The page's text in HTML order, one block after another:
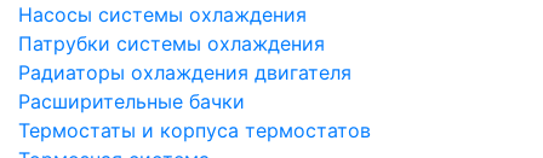
Насосы системы охлаждения
Патрубки системы охлаждения
Радиаторы охлаждения двигателя
Расширительные бачки
Термостаты и корпуса термостатов